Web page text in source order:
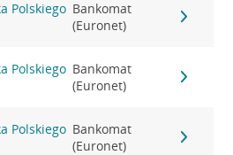
Polskiego Bankomat
(Euronet)
Polskiego Bankomat
(Euronet)
Polskiego Bankomat
(Euronet)